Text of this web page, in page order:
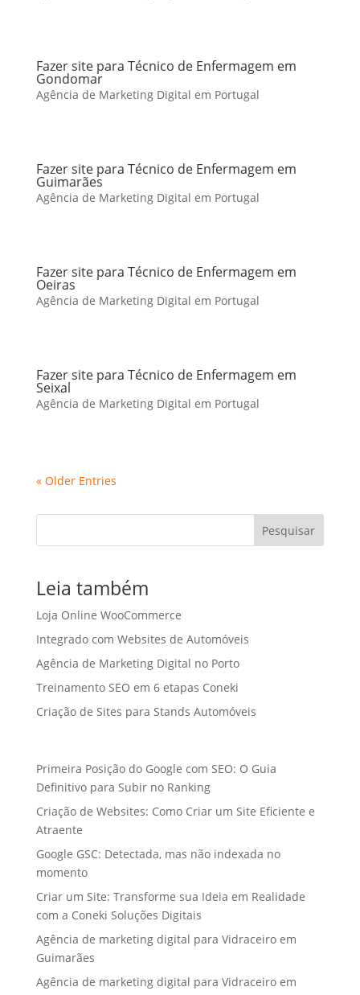
Fazer site para Técnico de Enfermagem em
Gondomar
Agência de Marketing Digital em Portugal
Fazer site para Técnico de Enfermagem em
Guimarães
Agência de Marketing Digital em Portugal
Fazer site para Técnico de Enfermagem em
Oeiras
Agência de Marketing Digital em Portugal
Fazer site para Técnico de Enfermagem em
Seixal
Agência de Marketing Digital em Portugal
« Older Entries
Pesquisar
Leia também
Loja Online WooCommerce
Integrado com Websites de Automóveis
Agência de Marketing Digital no Porto
Treinamento SEO em 6 etapas Coneki
Criação de Sites para Stands Automóveis
Primeira Posição do Google com SEO: O Guia
Definitivo para Subir no Ranking
Criação de Websites: Como Criar um Site Eficiente e
Atraente
Google GSC: Detectada, mas não indexada no
momento
Criar um Site: Transforme sua Ideia em Realidade
com a Coneki Soluções Digitais
Agência de marketing digital para Vidraceiro em
Guimarães
Agência de marketing digital para Vidraceiro em